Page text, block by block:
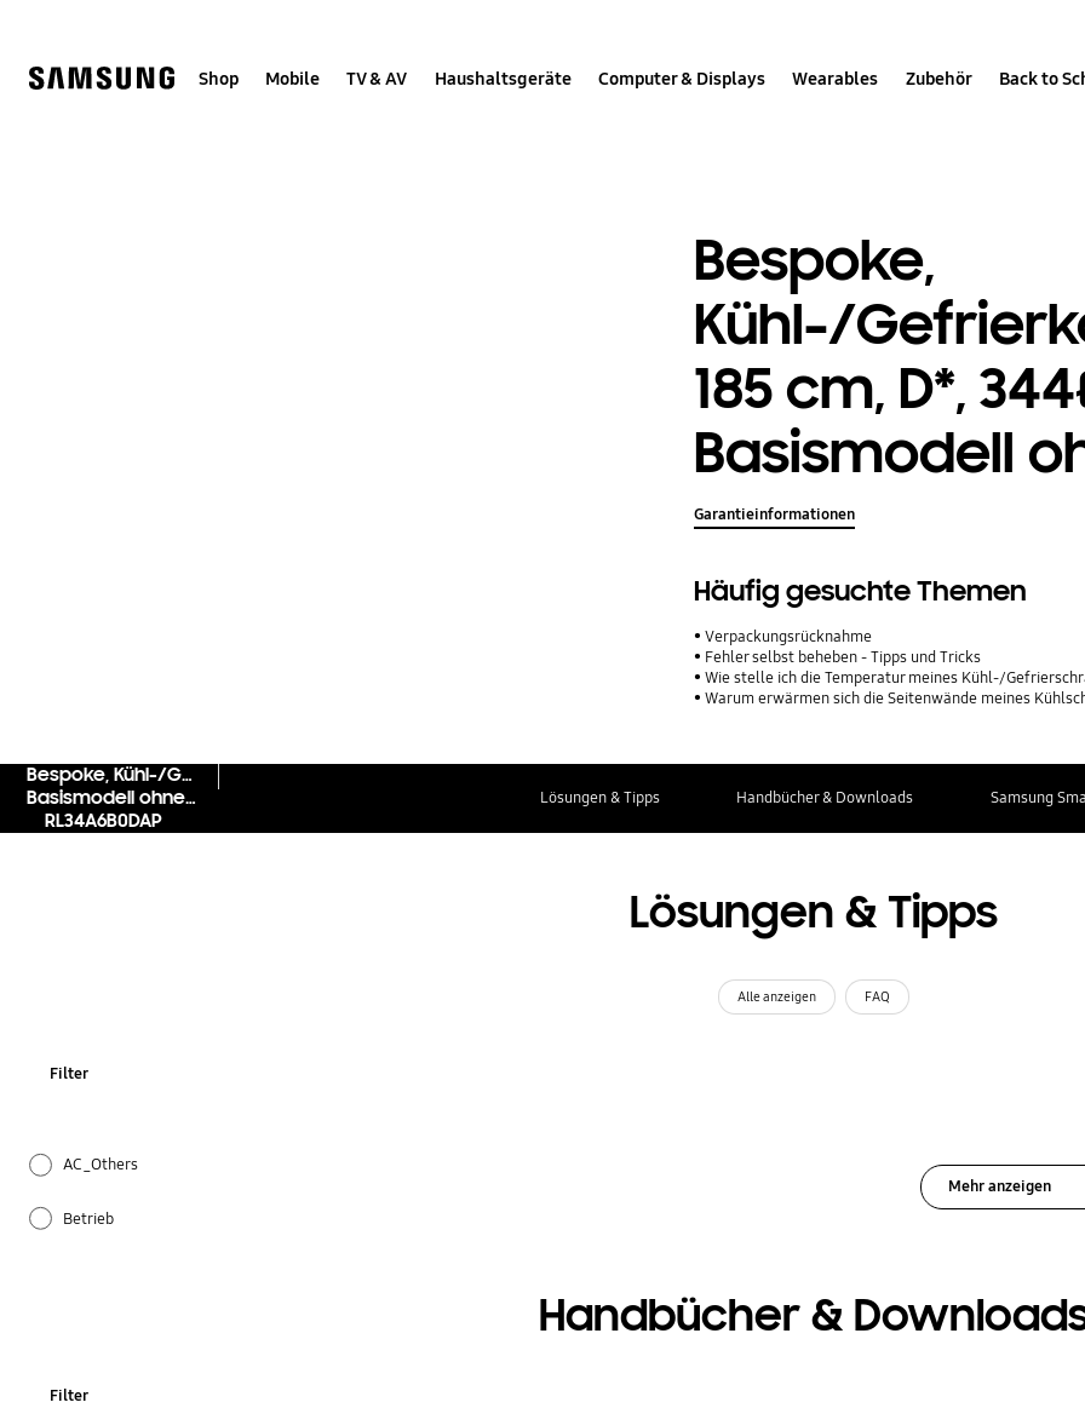
help
Shop Mobile TV & AV Haushaltsgeräte Computer & Displays Wearables Zubehör Back to
Bespoke,
Kühl-/
185 cm, D*,
Basismodell
Garantieinformationen
Häufig gesuchte Themen
Verpackungsrücknahme
Fehler selbst beheben - Tipps und Tricks
Wie stelle ich die Temperatur meines Kühl-/
Warum erwärmen sich die Seitenwände meines
Bespoke, Kühl-/Gefrierkombination, 185 cm, D*, 344ℓ,
Basismodell ohne Front**
RL34A6B0DAP
Lösungen & Tipps Handbücher & Downloads Samsung
Lösungen & Tipps
Alle anzeigen FAQ
Filter
AC_Others
Betrieb
Mehr anzeigen
Handbücher &
Filter